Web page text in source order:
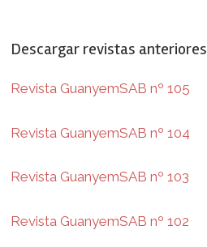
Descargar revistas anteriores
Revista GuanyemSAB nº 105
Revista GuanyemSAB nº 104
Revista GuanyemSAB nº 103
Revista GuanyemSAB nº 102